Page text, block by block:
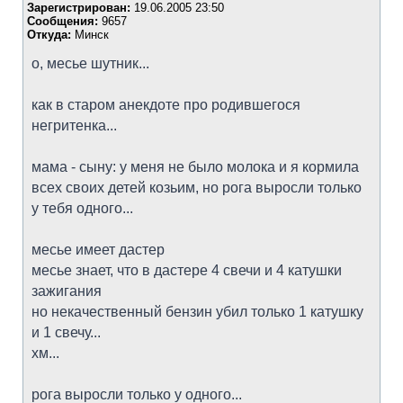
Зарегистрирован: 19.06.2005 23:50
Сообщения: 9657
Откуда: Минск
о, месье шутник...
как в старом анекдоте про родившегося
негритенка...
мама - сыну: у меня не было молока и я кормила
всех своих детей козьим, но рога выросли только
у тебя одного...
месье имеет дастер
месье знает, что в дастере 4 свечи и 4 катушки
зажигания
но некачественный бензин убил только 1 катушку
и 1 свечу...
хм...
рога выросли только у одного...